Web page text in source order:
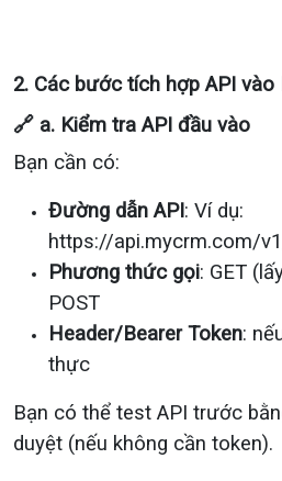
2. Các bước tích hợp API vào
🔗 a. Kiểm tra API đầu vào
Bạn cần có:
Đường dẫn API: Ví dụ:
https://api.mycrm.com/
Phương thức gọi: GET
POST
Header/Bearer Token:
thực
Bạn có thể test API trước
duyệt (nếu không cần token).